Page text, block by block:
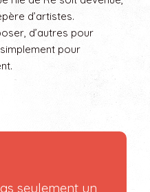
d’artistes.
d’autres pour
pour
seulement un